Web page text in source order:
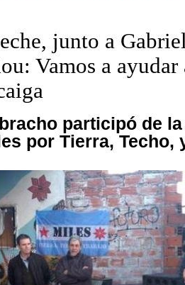
junto a
Vamos a ayudar
participó de
por Tierra, Techo,